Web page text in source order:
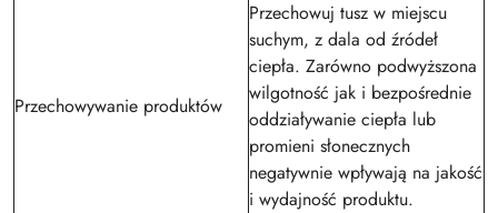
Przechowywanie produktów
Przechowuj tusz w miejscu
suchym, z dala od źródeł
ciepła. Zarówno podwyższona
wilgotność jak i bezpośrednie
oddziaływanie ciepła lub
promieni słonecznych
negatywnie wpływają na jakość
i wydajność produktu.